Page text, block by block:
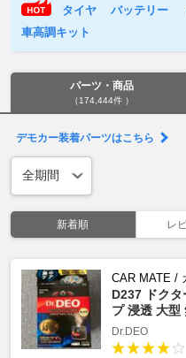
タイヤ バッテリー
車高調キット
パーツ・商品
（174,444件 ）
デモカー装着パーツはこちら
新着順 レ
CAR MATE /
D237 ドクタ
プ 浸透 大型
Dr.DEO